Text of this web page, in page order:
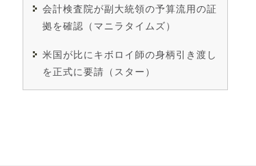
会計検査院が副大統領の予算流用の証
拠を確認（マニラタイムズ）
米国が比にキボロイ師の身柄引き渡し
を正式に要請（スター）